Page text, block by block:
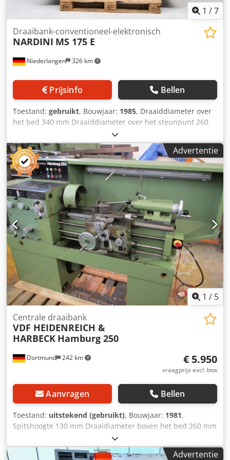
1 /7
Niederlangen 326 km
Draaibank-conventioneel-elektronisch
NARDINI MS 175 E
Prijsinfo Bellen
Toestand: gebruikt, Bouwjaar: 1985, Draaiddiameter over
het bed 340 mm Draaiddiameter over het steunpunt 260
mm Dcedszlkwbopfx Ac Dsk Draailengte 700 mm
Spindelboring 48 mm Spindeltoerentallen 25 - 2000
omw/min Spindeltap DIN 55027 KK 5 Bedrijfsspanning 380
volt Totaal benodigd vermogen 2,2/4,4 kW Gewicht van de
machine ca. 1000 kg. Benodigde ruimte ca. 1.800 x 700 x
1.500 mm Uitrusting: - 3-klauw draaibankkop - diverse
klauwen - beschermkap voor de draaibankkop - opname
voor spantangen - diverse spantangen - multifx-
gereedschaphouder - multifix-opnames - verstelbare poten
Advertentie
1 / 5
Dortmund 242 km
Centrale draaibank
VDF HEIDENREICH &
HARBECK Hamburg 250
€ 5.950
vraagprijs excl. btw
Aanvragen Bellen
Toestand: uitstekend (gebruikt), Bouwjaar: 1981,
Spitshoogte 130 mm Draaidiameter boven het bed 260 mm
Draaidiameter boven support 140 mm Spitsafstand 600
mm Spilboring 30 mm Bedbreedte 255 mm Spilopname
Advertentie